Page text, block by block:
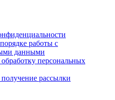
работы с
данными
персональных
рассылки